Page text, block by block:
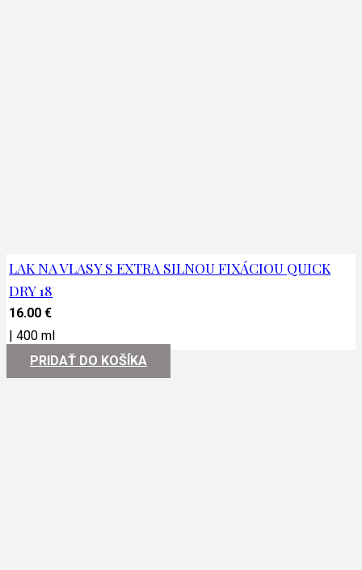
LAK NA VLASY S EXTRA SILNOU FIXÁCIOU QUICK
DRY 18
16.00€
|400 ml
PRIDAŤ DO KOŠÍKA